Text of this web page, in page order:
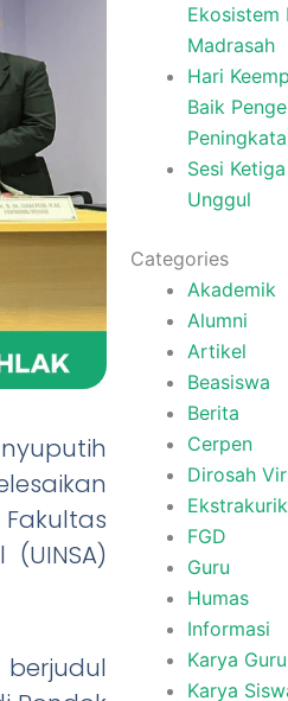
Ekosistem
Madrasah
Hari
Baik
Sesi
Unggul
Categories
Akademik
Alumni
Artikel
Beasiswa
Berita
Cerpen
Dirosah
FGD
Guru
Humas
Informasi
Karya Guru
Karya